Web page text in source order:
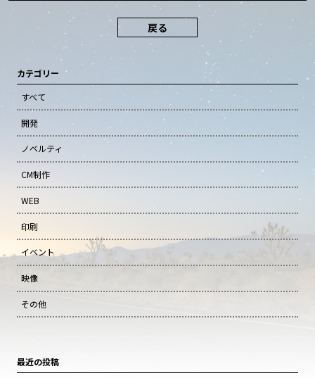
戻る
カテゴリー
すべて
開発
ノベルティ
CM制作
WEB
印刷
イベント
映像
その他
最近の投稿